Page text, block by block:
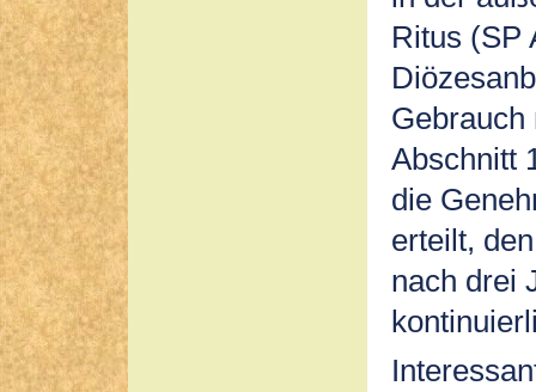
Ritus (SP
Gebrauch
Abschnitt
die
erteilt,
nach drei